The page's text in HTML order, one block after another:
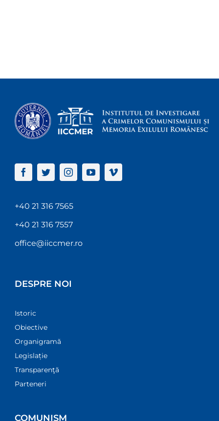
+40 21 316 7565
+40 21 316 7557
office@iiccmer.ro
DESPRE NOI
Istoric
Obiective
Organigramă
Legislație
Transparenţă
Parteneri
COMUNISM